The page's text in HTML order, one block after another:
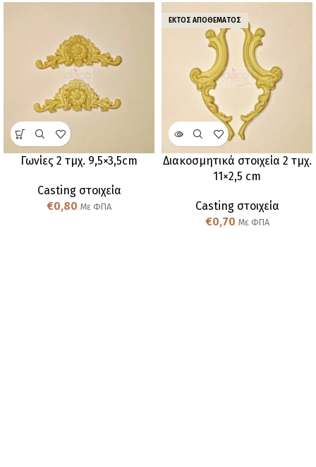
Γωνίες 2 τμχ. 9,5×3,5cm
Casting στοιχεία
€0,80 Με ΦΠΑ
ΕΚΤΌΣ ΑΠΟΘΈΜΑΤΟΣ
Διακοσμητικά στοιχεία 2 τμχ.
11×2,5 cm
Casting στοιχεία
€0,70 Με ΦΠΑ